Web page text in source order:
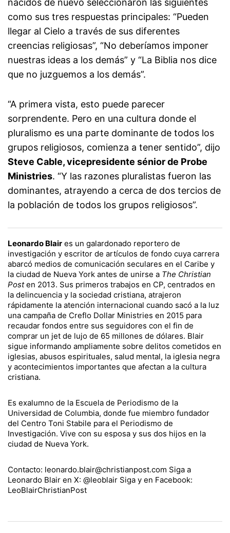
nacidos de nuevo seleccionaron las siguientes
como sus tres respuestas principales: “Pueden
llegar al Cielo a través de sus diferentes
creencias religiosas”, “No deberíamos imponer
nuestras ideas a los demás” y “La Biblia nos dice
que no juzguemos a los demás”.
“A primera vista, esto puede parecer
sorprendente. Pero en una cultura donde el
pluralismo es una parte dominante de todos los
grupos religiosos, comienza a tener sentido”, dijo
Steve Cable, vicepresidente sénior de Probe
Ministries. “Y las razones pluralistas fueron las
dominantes, atrayendo a cerca de dos tercios de
la población de todos los grupos religiosos”.
Leonardo Blair es un galardonado reportero de
investigación y escritor de artículos de fondo cuya carrera
abarcó medios de comunicación seculares en el Caribe y
la ciudad de Nueva York antes de unirse a The Christian
Posten 2013. Sus primeros trabajos en CP, centrados en
la delincuencia y la sociedad cristiana, atrajeron
rápidamente la atención internacional cuando sacó a la luz
una campaña de Creflo Dollar Ministries en 2015 para
recaudar fondos entre sus seguidores con el fin de
comprar un jet de lujo de 65 millones de dólares. Blair
sigue informando ampliamente sobre delitos cometidos en
iglesias, abusos espirituales, salud mental, la iglesia negra
y acontecimientos importantes que afectan a la cultura
cristiana.
Es exalumno de la Escuela de Periodismo de la
Universidad de Columbia, donde fue miembro fundador
del Centro Toni Stabile para el Periodismo de
Investigación. Vive con su esposa y sus dos hijos en la
ciudad de Nueva York.
Contacto: leonardo.blair@christianpost.com Siga a
Leonardo Blair en X: @leoblair Siga y en Facebook:
LeoBlairChristianPost